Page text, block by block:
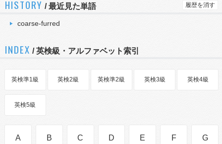
HISTORY /最近見た単語 履歴を消す
coarse-furred
INDEX / 英検級・アルファベット索引
英検準1級 英検2級 英検準2級 英検3級 英検4級
英検5級
A B C D E F G